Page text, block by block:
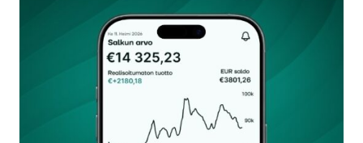
Kommentti*
Nimesi tai nimimerkkisi